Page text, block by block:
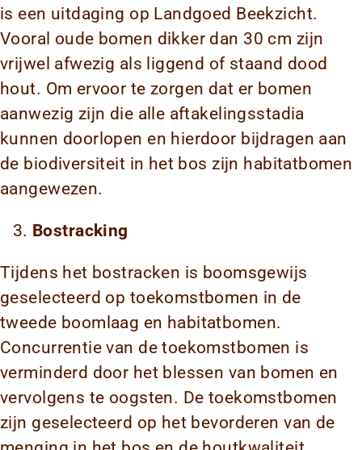
is een uitdaging op Landgoed Beekzicht.
Vooral oude bomen dikker dan 30 cm zijn
vrijwel afwezig als liggend of staand dood
hout. Om ervoor te zorgen dat er bomen
aanwezig zijn die alle aftakelingsstadia
kunnen doorlopen en hierdoor bijdragen aan
de biodiversiteit in het bos zijn habitatbomen
aangewezen.
Bostracking
Tijdens het bostracken is boomsgewijs
geselecteerd op toekomstbomen in de
tweede boomlaag en habitatbomen.
Concurrentie van de toekomstbomen is
verminderd door het blessen van bomen en
vervolgens te oogsten. De toekomstbomen
zijn geselecteerd op het bevorderen van de